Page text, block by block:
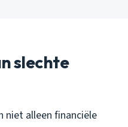
slechte
niet alleen financiële